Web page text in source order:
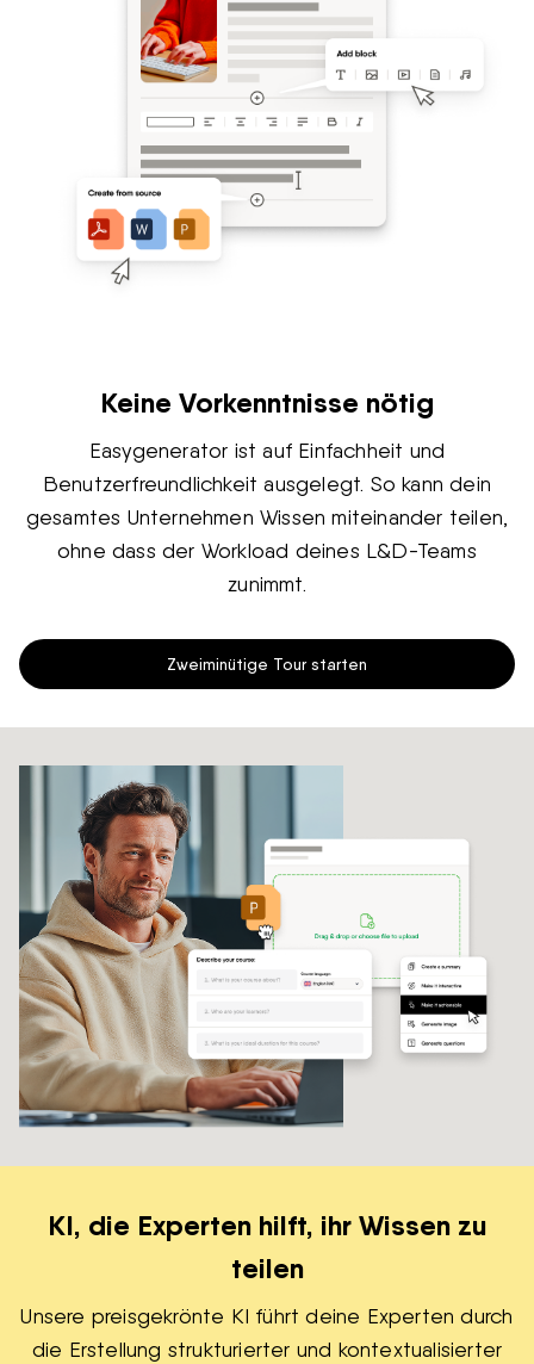
Keine Vorkenntnisse nötig
Easygenerator ist auf Einfachheit und
Benutzerfreundlichkeit ausgelegt. So kann dein
gesamtes Unternehmen Wissen miteinander teilen,
ohne dass der Workload deines L&D-Teams
zunimmt.
Zweiminütige Tour starten
KI, die Experten hilft, ihr Wissen zu
teilen
Unsere preisgekrönte KI führt deine Experten durch
die Erstellung strukturierter und kontextualisierter